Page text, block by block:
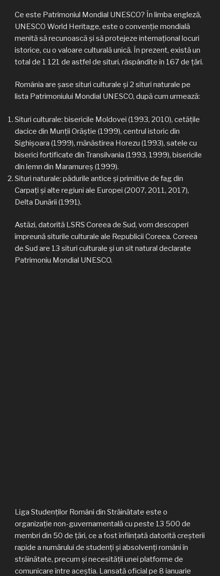
Ce este Patrimoniul Mondial UNESCO? În limba engleză,
UNESCO World Heritage, este o convenție mondială
menită să recunoască și să protejeze internațional locuri
istorice, cu o valoare culturală unică. În prezent, există un
total de 1 121 de astfel de situri, răspândite în 167 de țări.
România are șase situri culturale și 2 situri naturale pe
lista Patrimoniului Mondial UNESCO, după cum urmează:
Situri culturale: bisericile Moldovei (1993, 2010), cetățile
dacice din Munții Orăștie (1999), centrul istoric din
Sighișoara (1999), mănăstirea Horezu (1993), satele cu
biserici fortificate din Transilvania (1993, 1999), bisericile
din lemn din Maramureș (1999).
Situri naturale: pădurile antice și primitive de fag din
Carpați și alte regiuni ale Europei (2007, 2011, 2017),
Delta Dunării (1991).
Astăzi, datorită LSRS Coreea de Sud, vom descoperi
împreună siturile culturale ale Republicii Coreea. Coreea
de Sud are 13 situri culturale și un sit natural declarate
Patrimoniu Mondial UNESCO.
Liga Studenților Români din Străinătate este o
organizație non-guvernamentală cu peste 13 500 de
membri din 50 de țări, ce a fost înființată datorită creșterii
rapide a numărului de studenți și absolvenți români în
străinătate, precum și necesității unei platforme de
comunicare între aceștia. Lansată oficial pe 8 ianuarie